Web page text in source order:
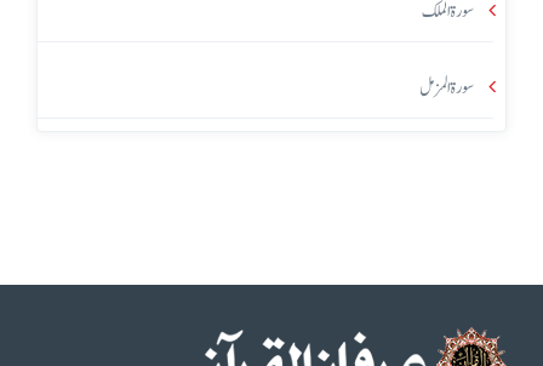
سورۃ الملک
سورۃ المزمل